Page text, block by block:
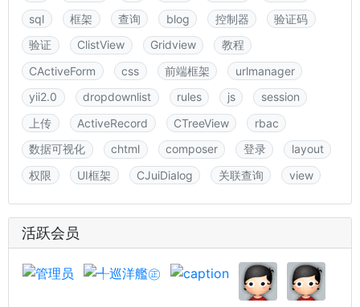
sql
框架 查询 blog 控制器
验证码
验证
ClistView Gridview
教程
CActiveForm
css 前端框架
urlmanager
yii2.0
dropdownlist rules js
session
上传
ActiveRecord CTreeView
rbac
数据可视化
chtml composer 登录
layout
权限
UI框架 CJuiDialog 关联查询 view
活跃会员